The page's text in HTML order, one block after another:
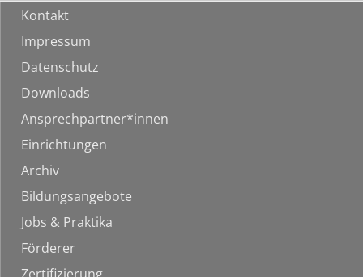
Kontakt
Impressum
Datenschutz
Downloads
Ansprechpartner*innen
Einrichtungen
Archiv
Bildungsangebote
Jobs & Praktika
Förderer
Zertifizierung